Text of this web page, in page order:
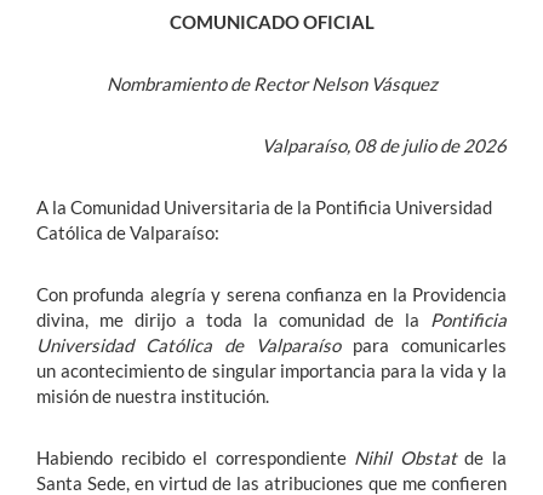
COMUNICADO OFICIAL
Nombramiento de Rector Nelson Vásquez
Valparaíso, 08 de julio de 2026
A la Comunidad Universitaria de la Pontificia Universidad
Católica de Valparaíso:
Con profunda alegría y serena confianza en la Providencia
divina, me dirijo a toda la comunidad de la Pontificia
Universidad Católica de Valparaíso para comunicarles
un acontecimiento de singular importancia para la vida y la
misión de nuestra institución.
Habiendo recibido el correspondiente Nihil Obstatde la
Santa Sede, en virtud de las atribuciones que me confieren